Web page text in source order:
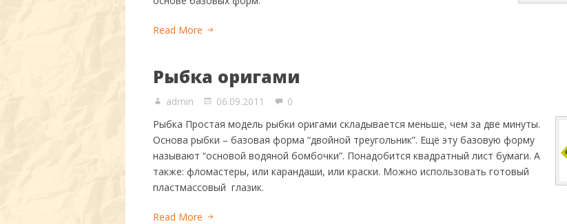
Read More
Рыбка оригами
admin 06.09.2011
0
Рыбка Простая модель рыбки оригами складывается меньше, чем за две минуты.
Основа рыбки – базовая форма “двойной треугольник”. Ещё эту базовую форму
называют “основой водяной бомбочки”. Понадобится квадратный лист бумаги. А
также: фломастеры, или карандаши, или краски. Можно использовать готовый
пластмассовый глазик.
Read More